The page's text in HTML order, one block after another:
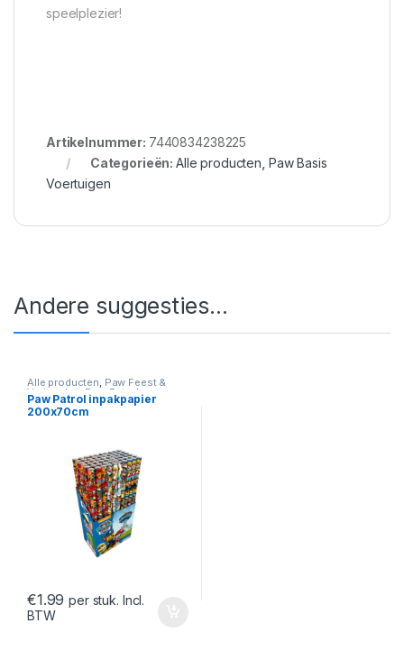
speelplezier!
Artikelnummer: 7440834238225
Categorieën:Alle producten Paw Basis
Voertuigen
Andere suggesties…
Alle producten, Paw Feest &
Verjaardag ,Paw Patrol
Paw Patrol inpakpapier
200x70cm
€1.99 per stuk. Incl.
BTW